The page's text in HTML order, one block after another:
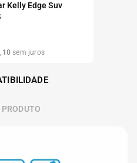
Kelly Edge Suv
, 10 sem juros